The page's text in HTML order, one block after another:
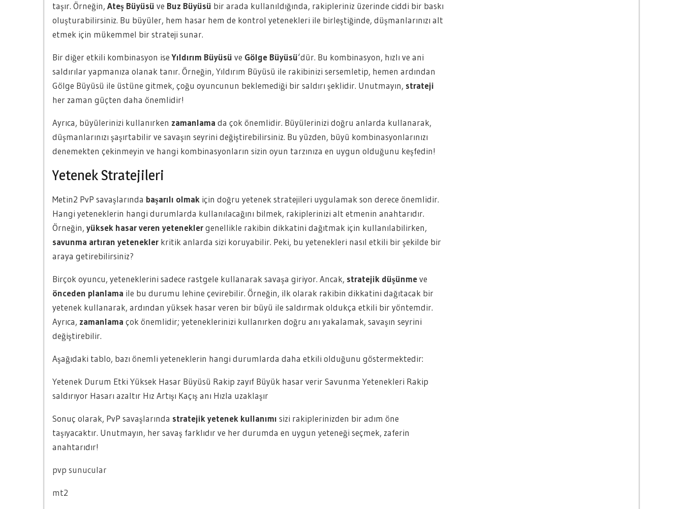
taşır. Örneğin, Ateş Büyüsü ve Buz Büyüsü bir arada kullanıldığında, rakipleriniz üzerinde ciddi bir baskı
oluşturabilirsiniz. Bu büyüler, hem hasar hem de kontrol yetenekleri ile birleştiğinde, düşmanlarınızı alt
etmek için mükemmel bir strateji sunar.
Bir diğer etkili kombinasyon iseYıldırım Büyüsü ve Gölge Büyüsü‘dür. Bu kombinasyon, hızlı ve ani
saldırılar yapmanıza olanak tanır. Örneğin, Yıldırım Büyüsü ile rakibinizi sersemletip, hemen ardından
Gölge Büyüsü ile üstüne gitmek, çoğu oyuncunun beklemediği bir saldırı şeklidir. Unutmayın, strateji
her zaman güçten daha önemlidir!
Ayrıca, büyülerinizi kullanırken zamanlama da çok önemlidir. Büyülerinizi doğru anlarda kullanarak,
düşmanlarınızı şaşırtabilir ve savaşın seyrini değiştirebilirsiniz. Bu yüzden, büyü kombinasyonlarınızı
denemekten çekinmeyin ve hangi kombinasyonların sizin oyun tarzınıza en uygun olduğunu keşfedin!
Yetenek Stratejileri
Metin2 PvP savaşlarında başarılı olmak için doğru yetenek stratejileri uygulamak son derece önemlidir.
Hangi yeteneklerin hangi durumlarda kullanılacağını bilmek, rakiplerinizi alt etmenin anahtarıdır.
Örneğin, yüksek hasar veren yeteneklergenellikle rakibin dikkatini dağıtmak için kullanılabilirken,
savunma artıran yetenekler kritik anlarda sizi koruyabilir. Peki, bu yetenekleri nasıl etkili bir şekilde bir
araya getirebilirsiniz?
Birçok oyuncu, yeteneklerini sadece rastgele kullanarak savaşa giriyor. Ancak, stratejik düşünmeve
önceden planlama ile bu durumu lehine çevirebilir. Örneğin, ilk olarak rakibin dikkatini dağıtacak bir
yetenek kullanarak, ardından yüksek hasar veren bir büyü ile saldırmak oldukça etkili bir yöntemdir.
Ayrıca, zamanlama çok önemlidir; yeteneklerinizi kullanırken doğru anı yakalamak, savaşın seyrini
değiştirebilir.
Aşağıdaki tablo, bazı önemli yeteneklerin hangi durumlarda daha etkili olduğunu göstermektedir:
Yetenek Durum Etki Yüksek Hasar Büyüsü Rakip zayıf Büyük hasar verir Savunma Yetenekleri Rakip
saldırıyor Hasarı azaltır Hız Artışı Kaçış anı Hızla uzaklaşır
Sonuç olarak, PvP savaşlarında stratejik yetenek kullanımı sizi rakiplerinizden bir adım öne
taşıyacaktır. Unutmayın, her savaş farklıdır ve her durumda en uygun yeteneği seçmek, zaferin
anahtarıdır!
pvp sunucular
mt2